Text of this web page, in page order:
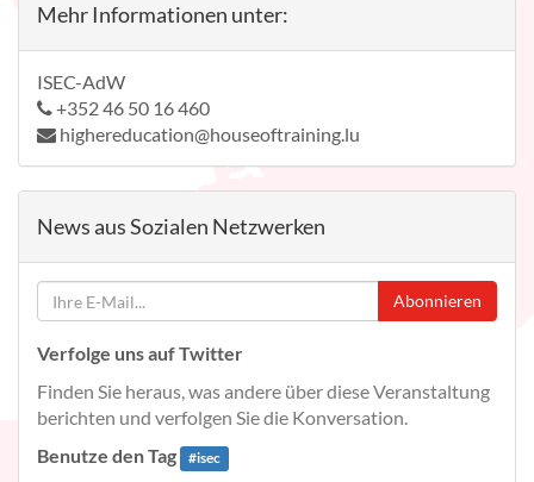
Mehr Informationen unter:
ISEC-AdW
+352 46 50 16 460
highereducation@houseoftraining.lu
News aus Sozialen Netzwerken
Abonnieren
Verfolge uns auf Twitter
Finden Sie heraus, was andere über diese Veranstaltung
berichten und verfolgen Sie die Konversation.
Benutze den Tag
#isec